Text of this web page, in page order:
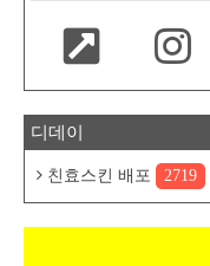
디데이
친효스킨 배포 2719